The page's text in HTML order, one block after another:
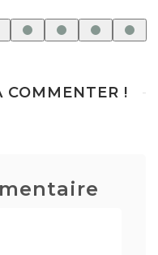
COMMENTER !